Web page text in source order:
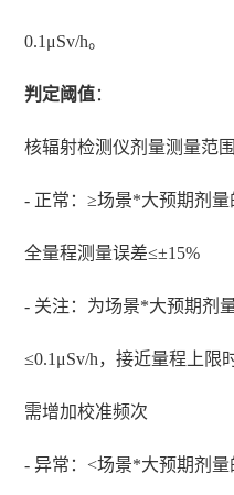
0.1μSv/h。
判定阈值：
核辐射检测仪剂量测量范
- 正常：≥场景*大预期剂量
全量程测量误差≤±15%
- 关注：为场景*大预期剂
≤0.1μSv/h，接近量程上限
需增加校准频次
- 异常：<场景*大预期剂